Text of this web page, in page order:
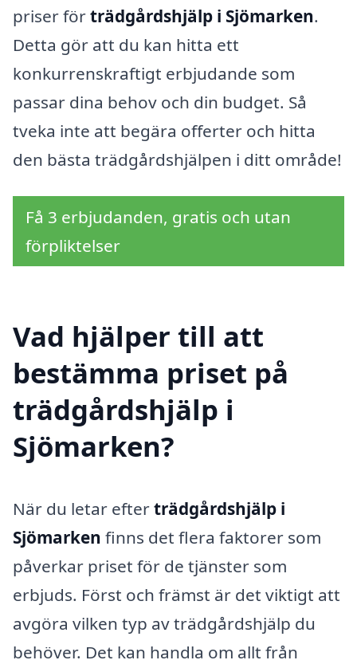
priser förträdgårdshjälp i Sjömarken.
Detta gör att du kan hitta ett
konkurrenskraftigt erbjudande som
passar dina behov och din budget. Så
tveka inte att begära offerter och hitta
den bästa trädgårdshjälpen i ditt område!
Få 3 erbjudanden, gratis och utan
förpliktelser
Vad hjälper till att
bestämma priset på
trädgårdshjälp i
Sjömarken?
När du letar efterträdgårdshjälp i
Sjömarken finns det flera faktorer som
påverkar priset för de tjänster som
erbjuds. Först och främst är det viktigt att
avgöra vilken typ av trädgårdshjälp du
behöver. Det kan handla om allt från